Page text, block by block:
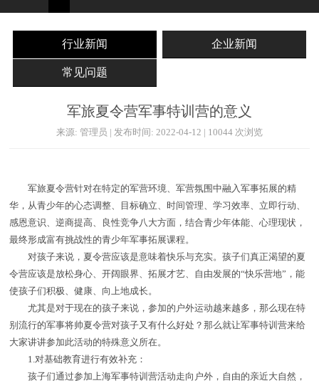
行业新闻 企业新闻
常见问题
军旅夏令营军事特训营的意义
来源: 管理员 | 发布时间: 2022-04-12 | 10044 次浏览
军旅夏令营针对在特定的军营环境、军营氛围中融入军事拓展的精
华，从青少年的心态调整、目标确立、时间管理、学习效率、立即行动、
感恩意识、逆商提高、良性竞争八大方面，结合青少年体能、心理现状，
最终形成富有挑战性的青少年军事拓展课程。
对孩子来说，夏令营应该是意味着快乐与充实。孩子们真正渴望的夏
令营应该是放松身心、开阔眼界、拓展才艺、自由发展的“快乐营地”，能
使孩子们积极、健康、向上地成长。
尤其是对于现在的孩子来说，参加的户外运动越来越多，那么现在特
别流行的军事将帅夏令营对孩子又有什么好处？那么就让军事特训营来给
大家讲讲参加此活动的特殊意义所在。
1.对基础教育进行有效补充：
孩子们通过参加上海军事特训营活动走向户外，自由的亲近大自然，